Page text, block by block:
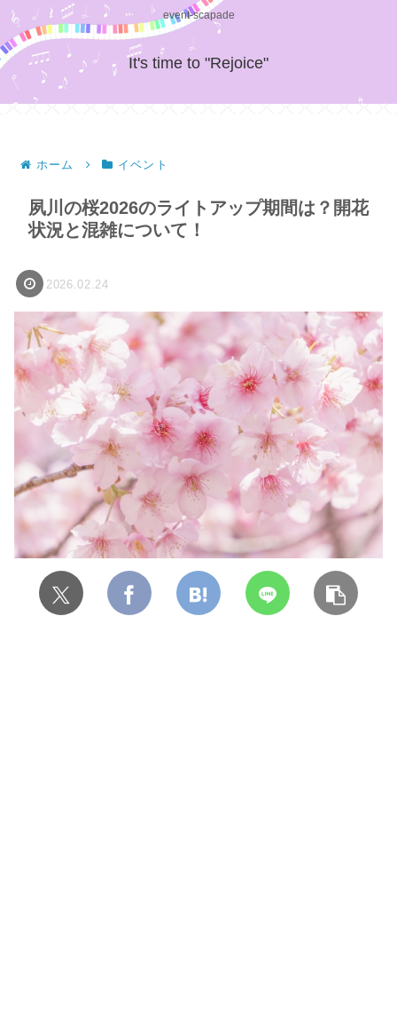
event-scapade
It's time to "Rejoice"
ホーム イベント
夙川の桜2026のライトアップ期間は？開花
状況と混雑について！
2026.02.24